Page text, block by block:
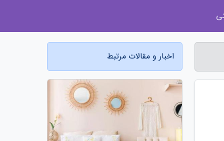
اخبار و مقالات مرتبط